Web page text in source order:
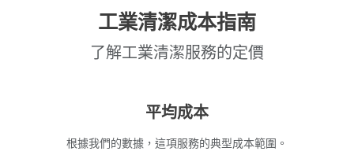
工業清潔成本指南
了解工業清潔服務的定價
平均成本
根據我們的數據，這項服務的典型成本範圍。